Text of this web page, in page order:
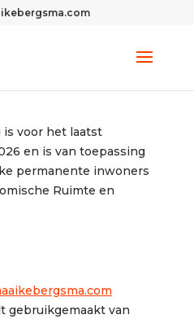
is voor het laatst
en is van toepassing
permanente inwoners
Ruimte en
gebruikgemaakt van